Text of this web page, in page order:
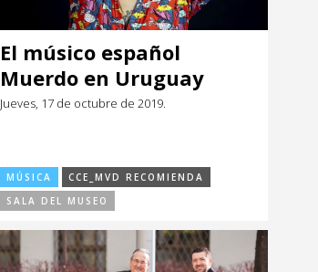
El músico español
Muerdo en Uruguay
Jueves, 17 de octubre de 2019.
MÚSICA
CCE_MVD RECOMIENDA
SALA DEL MUSEO